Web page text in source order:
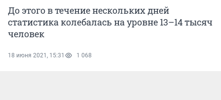
До этого в течение нескольких дней
статистика колебалась на уровне 13–14 тысяч
человек
18 июня 2021, 15:31 1 068